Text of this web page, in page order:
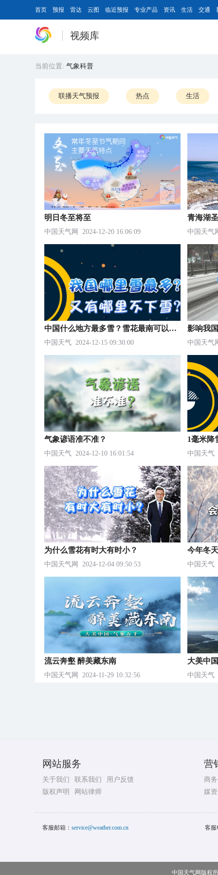
首页 预报 雷达 云图 临近预报 专业产品 资讯 生活 交通
视频库
当前位置: 气象科普
联播天气预报 热点 生活
明日冬至将至
中国天气网 2024-12-20 16:06:09
青海湖
中国天气
中国什么地方最多雪？雪花最南可以飘到什么地方？
中国天气 2024-12-15 09:30:00
影响我
中国天气
气象谚语准不准？
中国天气 2024-12-10 16:01:54
1毫米降
中国天气
为什么雪花有时大有时小？
中国天气网 2024-12-04 09:50:53
今年冬
中国天气
流云奔壑 醉美藏东南
中国天气网 2024-11-29 10:32:56
大美中
中国天气
网站服务
关于我们 联系我们
用户反馈
版权声明
网站律师
营
商
媒
客服邮箱： service@weather.com.cn 客服
中国天气网版权